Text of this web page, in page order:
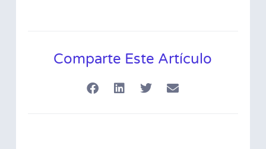
Comparte Este Artículo